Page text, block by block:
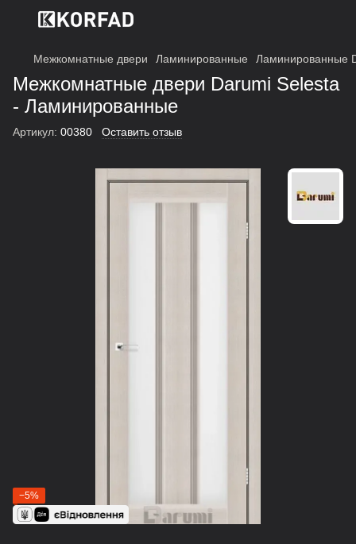
Межкомнатные двери Ламинированные Ламинированные
Межкомнатные двери Darumi Selesta
- Ламинированные
Артикул: 00380 Оставить отзыв
−5%